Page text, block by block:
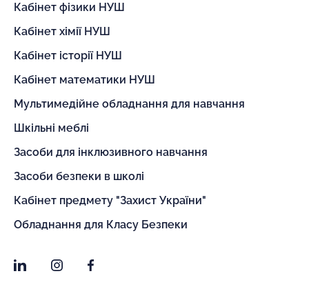
Кабінет фізики НУШ
Кабінет хімії НУШ
Кабінет історії НУШ
Кабінет математики НУШ
Мультимедійне обладнання для навчання
Шкільні меблі
Засоби для інклюзивного навчання
Засоби безпеки в школі
Кабінет предмету "Захист України"
Обладнання для Класу Безпеки
LinkedInInstagramFacebook